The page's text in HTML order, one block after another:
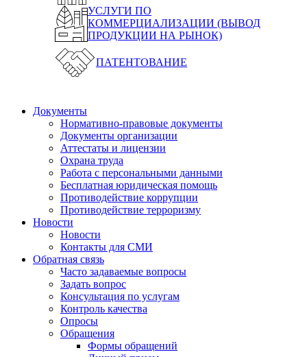
УСЛУГИ ПО
КОММЕРЦИАЛИЗАЦИИ (ВЫВОД
ПРОДУКЦИИ НА РЫНОК)
ПАТЕНТОВАНИЕ
Документы
Нормативно-правовые документы
Документы организации
Аттестаты и лицензии
Охрана труда
Работа с персональными данными
Бесплатная юридическая помощь
Противодействие коррупции
Противодействие терроризму
Новости
Новости
Контакты для СМИ
Обратная связь
Часто задаваемые вопросы
Задать вопрос
Консультация по услугам
Контроль качества
Опросы
Обращения
Формы обращений